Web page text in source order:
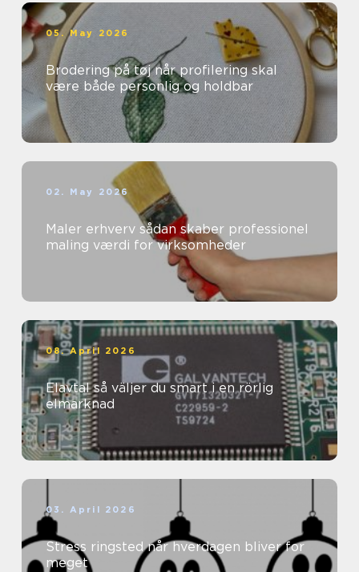
05. May 2026
Brodering på tøj når profilering skal
være både personlig og holdbar
02. May 2026
Maler erhverv sådan skaber professionel
maling værdi for virksomheder
08. April 2026
Elavtal så väljer du smart i en rörlig
elmarknad
03. April 2026
Stress ringsted når hverdagen bliver for
meget